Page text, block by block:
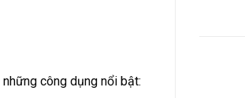
công dụng nổi bật: